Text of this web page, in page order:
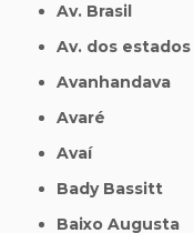
Av. Brasil
Av. dos estados
Avanhandava
Avaré
Avaí
Bady Bassitt
Baixo Augusta